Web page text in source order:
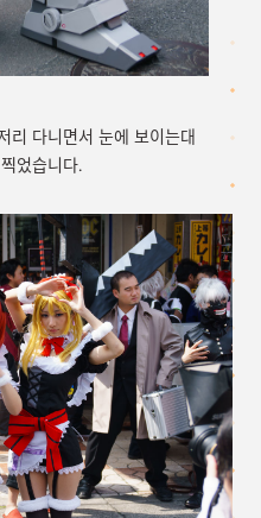
리 다니면서 눈에 보이는대
었습니다.